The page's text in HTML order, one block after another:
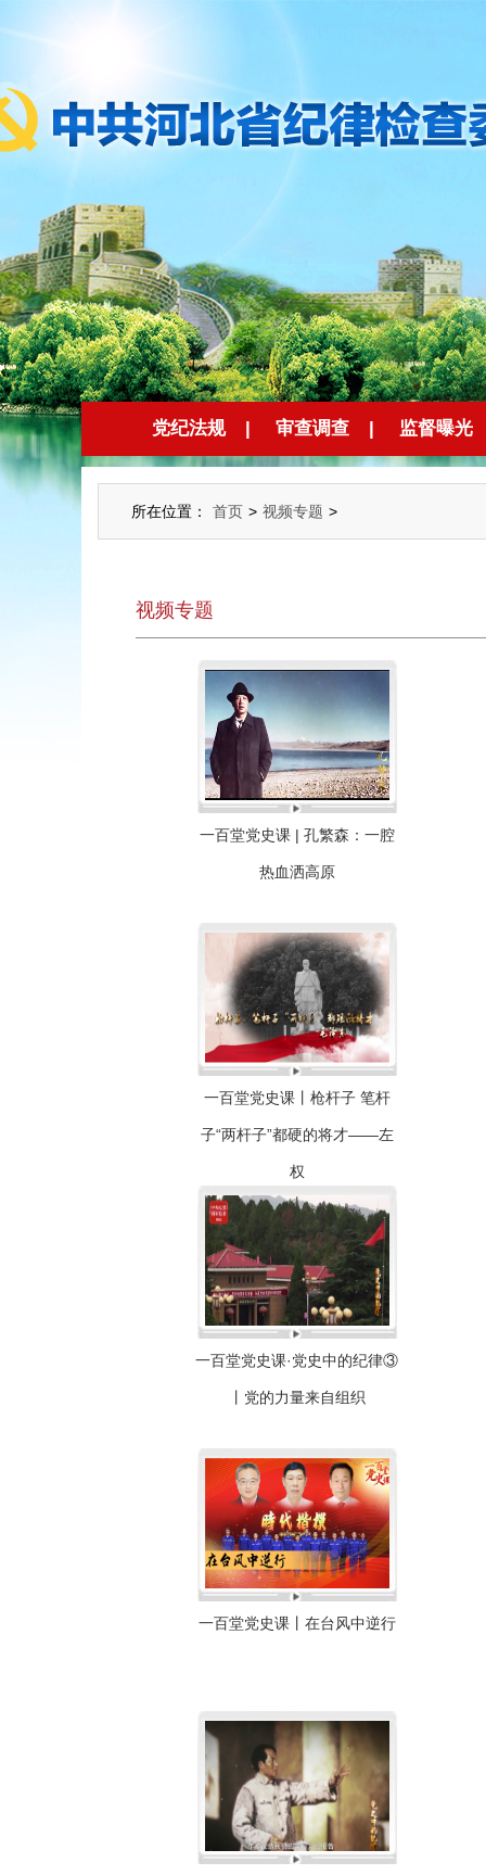
党纪法规 | 审查调查 | 监督曝光
所在位置： 首页 > 视频专题 >
视频专题
一百堂党史课 | 孔繁森：一腔
热血洒高原
一百堂党史课丨枪杆子 笔杆
子“两杆子”都硬的将才——左
权
一百堂党史课·党史中的纪律③
丨党的力量来自组织
一百堂党史课丨在台风中逆行